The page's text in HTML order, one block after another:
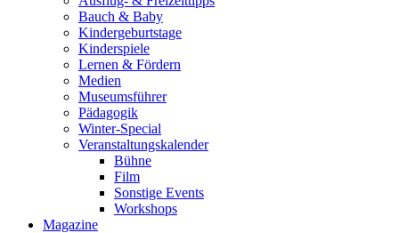
Bauch & Baby
Kindergeburtstage
Kinderspiele
Lernen & Fördern
Medien
Museumsführer
Pädagogik
Winter-Special
Veranstaltungskalender
Bühne
Film
Sonstige Events
Workshops
Magazine